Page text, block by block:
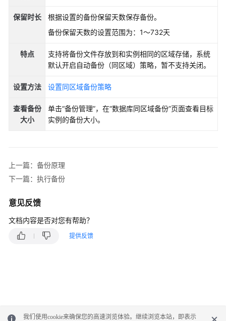
黎
指
（吉
隆
API
参
（吉
隆
区
保留时长
根据设置的备份保留天数保存备份。
备份保留天数的设置范围为：1～732天
特点
支持将备份文件存放到和实例相同的区域存储，系统
默认开启自动备份（同区域）策略，暂不支持关闭。
设置方法 设置同区域备份策略
查看备份
大小
单击“备份管理”，在“数据库同区域备份”页面查看目标
实例的备份大小。
上一篇：备份原理
下一篇：执行备份
意见反馈
文档内容是否对您有帮助？
提供反馈
我们使用cookie来确保您的高速浏览体验。继续浏览本站，即表示